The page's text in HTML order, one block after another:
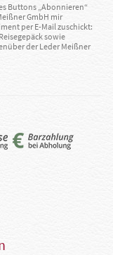
Buttons „Abonnieren“
GmbH mir
per E-Mail zuschickt:
sowie
der Leder Meißner